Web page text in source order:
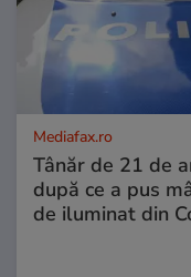
Mediafax.ro
Tânăr de 21 de
după ce a pus
de iluminat din